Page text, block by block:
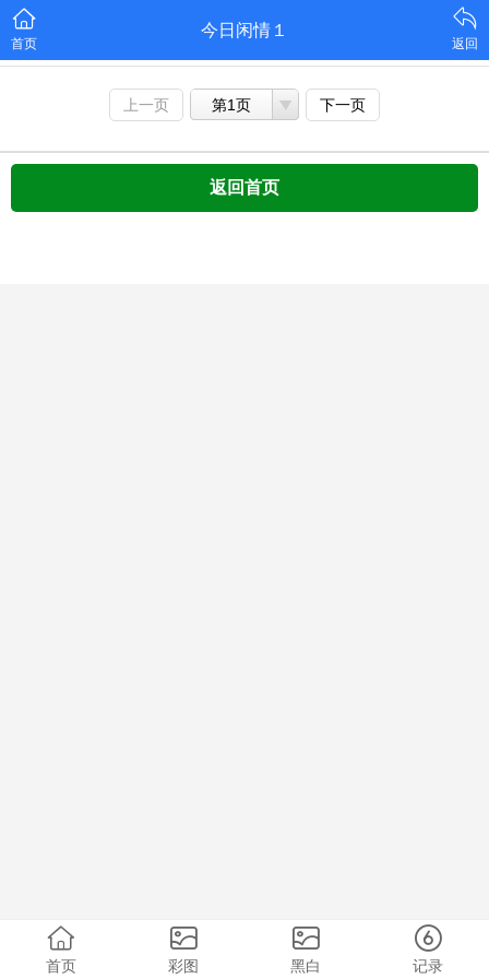
首页
今日闲情１
返回
上一页 第1页 下一页
返回首页
首页 彩图 黑白 记录